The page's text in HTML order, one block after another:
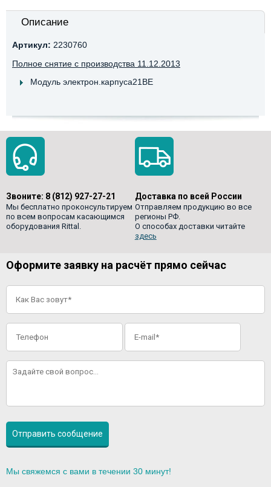
Описание
Артикул: 2230760
Полное снятие с производства 11.12.2013
Модуль электрон.карпуса21ВЕ
Звоните: 8 (812) 927-27-21
Мы бесплатно проконсультируем
по всем вопросам касающимся
оборудования Rittal.
Доставка по всей России
Отправляем продукцию во все
регионы РФ.
О способах доставки читайте
здесь
Оформите заявку на расчёт прямо сейчас
Мы свяжемся с вами в течении 30 минут!